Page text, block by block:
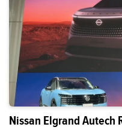
Nissan Elgrand Autech